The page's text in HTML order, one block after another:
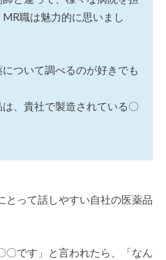
職は魅力的に思いまし
ついて調べるのが好きでも
、貴社で製造されている〇
とって話しやすい自社の医薬品
〇です」と言われたら、「なん